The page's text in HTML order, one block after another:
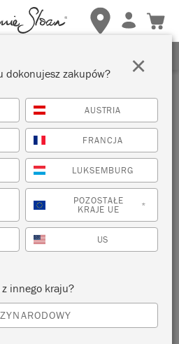
Kliknij tutaj
aby uzyskać więcej
STENCIL
Sloan
dokonujesz zakupów?
AUSTRIA
FRANCJA
LUKSEMBURG
POZOSTAŁE
KRAJE UE *
US
z innego kraju?
×